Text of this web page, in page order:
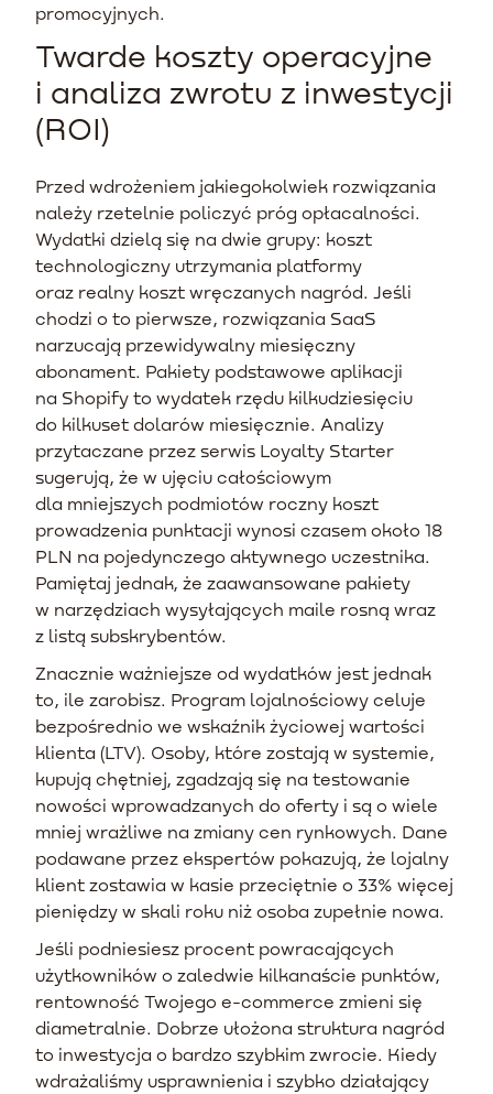
promocyjnych.
Twarde koszty operacyjne
i analiza zwrotu z inwestycji
(ROI)
Przed wdrożeniem jakiegokolwiek rozwiązania
należy rzetelnie policzyć próg opłacalności.
Wydatki dzielą się na dwie grupy: koszt
technologiczny utrzymania platformy
oraz realny koszt wręczanych nagród. Jeśli
chodzi o to pierwsze, rozwiązania SaaS
narzucają przewidywalny miesięczny
abonament. Pakiety podstawowe aplikacji
na Shopify to wydatek rzędu kilkudziesięciu
do kilkuset dolarów miesięcznie. Analizy
przytaczane przez serwis Loyalty Starter
sugerują, że w ujęciu całościowym
dla mniejszych podmiotów roczny koszt
prowadzenia punktacji wynosi czasem około 18
PLN na pojedynczego aktywnego uczestnika.
Pamiętaj jednak, że zaawansowane pakiety
w narzędziach wysyłających maile rosną wraz
z listą subskrybentów.
Znacznie ważniejsze od wydatków jest jednak
to, ile zarobisz. Program lojalnościowy celuje
bezpośrednio we wskaźnik życiowej wartości
klienta (LTV). Osoby, które zostają w systemie,
kupują chętniej, zgadzają się na testowanie
nowości wprowadzanych do oferty i są o wiele
mniej wrażliwe na zmiany cen rynkowych. Dane
podawane przez ekspertów pokazują, że lojalny
klient zostawia w kasie przeciętnie o 33% więcej
pieniędzy w skali roku niż osoba zupełnie nowa.
Jeśli podniesiesz procent powracających
użytkowników o zaledwie kilkanaście punktów,
rentowność Twojego e-commerce zmieni się
diametralnie. Dobrze ułożona struktura nagród
to inwestycja o bardzo szybkim zwrocie. Kiedy
wdrażaliśmy usprawnienia i szybko działający